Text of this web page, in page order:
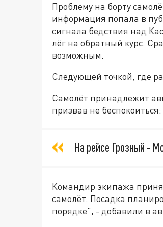
Проблему на борту
информация попала в
сигнала бедствия над
лёг на обратный курс.
возможным.
Следующей точкой, где
Самолёт принадлежит
призвав не беспокоиться:
На рейсе Грозный -
Командир экипажа
самолёт. Посадка
порядке", - добавили в